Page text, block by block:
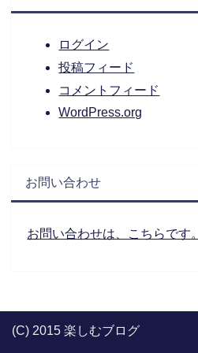
ログイン
投稿フィード
コメントフィード
WordPress.org
お問い合わせ
お問い合わせは、こちらです。
(C) 2015 楽しむブログ